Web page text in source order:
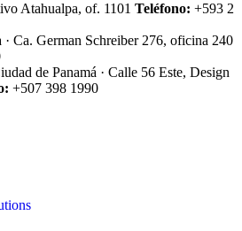
Atahualpa, of. 1101 Teléfono: +593 2
· Ca. German Schreiber 276, oficina 240
de Panamá · Calle 56 Este, Design
+507 398 1990